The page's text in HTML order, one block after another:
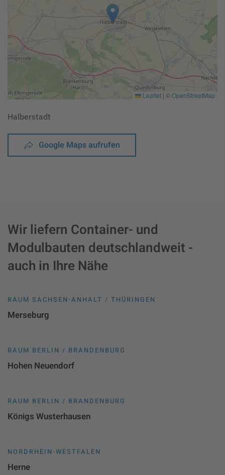
Leaflet | ©OpenStreetMap
Halberstadt
Google Maps aufrufen
Wir liefern Container- und
Modulbauten deutschlandweit -
auch in Ihre Nähe
RAUM SACHSEN-ANHALT / THÜRINGEN
Merseburg
RAUM BERLIN / BRANDENBURG
Hohen Neuendorf
RAUM BERLIN / BRANDENBURG
Königs Wusterhausen
NORDRHEIN-WESTFALEN
Herne